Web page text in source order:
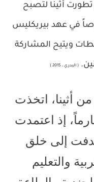
أثينا لتصبح
في عهد بيريكليس
ويتيح المشاركة
( البدري ، 2015 )
أثينا، اتخذت
إذ اعتمدت
إلى خلق
والتعليم